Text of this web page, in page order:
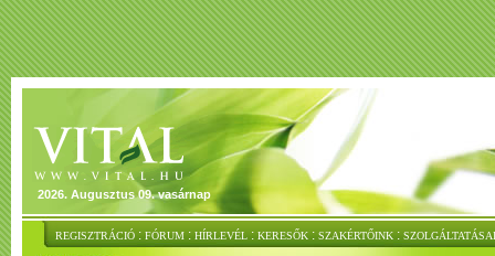
2026. Augusztus 09. vasárnap
REGISZTRÁCIÓ : FÓRUM : HÍRLEVÉL : KERESŐK : SZAKÉRTŐINK :